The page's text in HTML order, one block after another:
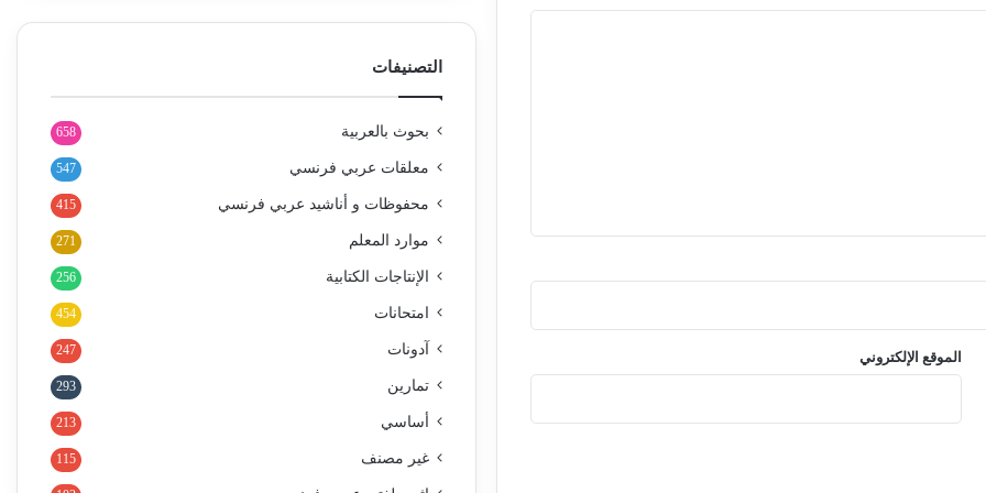
الموقع الإلكتروني
التصنيفات
بحوث بالعربية 658
معلقات عربي فرنسي 547
محفوظات و أناشيد عربي فرنسي 415
موارد المعلم 271
الإنتاجات الكتابية 256
امتحانات 454
آدونات 247
تمارين 293
أساسي 213
غير مصنف 115